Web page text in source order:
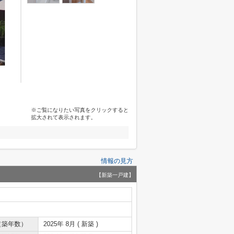
※ご覧になりたい写真をクリックすると
拡大されて表示されます。
情報の見方
【新築一戸建】
年数）
2025年 8月 ( 新築 )